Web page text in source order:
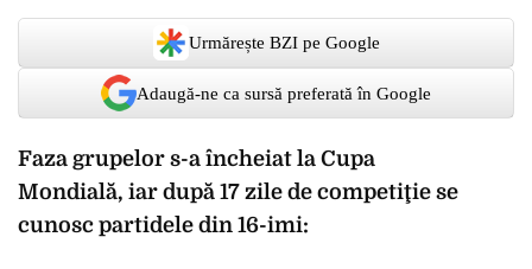
Urmărește BZI pe Google
Adaugă-ne ca sursă preferată în Google
Faza grupelor s-a încheiat la Cupa
Mondială, iar după 17 zile de competiţie se
cunosc partidele din 16-imi: